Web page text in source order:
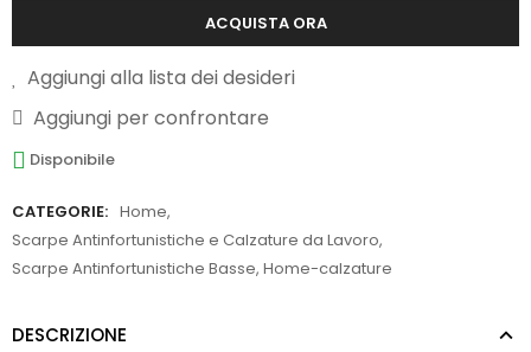
ACQUISTA ORA
Aggiungi alla lista dei desideri
Aggiungi per confrontare
Disponibile
CATEGORIE: Home,
Scarpe Antinfortunistiche e Calzature da Lavoro,
Scarpe Antinfortunistiche Basse, Home-calzature
DESCRIZIONE